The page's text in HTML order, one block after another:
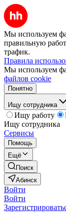
Мы используем
правильную
трафик.
Правила
Мы используем
файлов cookie
Понятно
Ищу сотрудника
Ищу работу
Ищу сотрудника
Сервисы
Помощь
Ещё
Поиск
Абинск
Войти
Войти